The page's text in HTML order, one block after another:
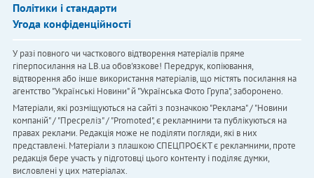
Політики і стандарти
Угода конфіденційності
У разі повного чи часткового відтворення матеріалів пряме
гіперпосилання на LB.ua обов'язкове! Передрук, копіювання,
відтворення або інше використання матеріалів, що містять посилання на
агентство "Українськi Новини" й "Українська Фото Група", заборонено.
Матеріали, які розміщуються на сайті з позначкою "Реклама" / "Новини
компаній" / "Пресреліз" / "Promoted", є рекламними та публікуються на
правах реклами. Редакція може не поділяти погляди, які в них
представлені. Матеріали з плашкою СПЕЦПРОЄКТ є рекламними, проте
редакція бере участь у підготовці цього контенту і поділяє думки,
висловлені у цих матеріалах.